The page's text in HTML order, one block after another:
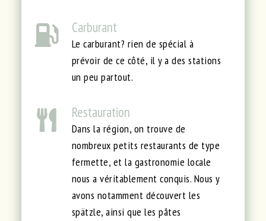
Carburant
Le carburant? rien de spécial à
prévoir de ce côté, il y a des stations
un peu partout.
Restauration
Dans la région, on trouve de
nombreux petits restaurants de type
fermette, et la gastronomie locale
nous a véritablement conquis. Nous y
avons notamment découvert les
spätzle, ainsi que les pâtes